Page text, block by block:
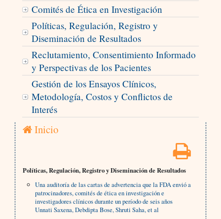
Comités de Ética en Investigación
Políticas, Regulación, Registro y
Diseminación de Resultados
Reclutamiento, Consentimiento Informado
y Perspectivas de los Pacientes
Gestión de los Ensayos Clínicos,
Metodología, Costos y Conflictos de
Interés
Inicio
Políticas, Regulación, Registro y Diseminación de Resultados
Una auditoría de las cartas de advertencia que la FDA envió a
patrocinadores, comités de ética en investigación e
investigadores clínicos durante un período de seis años
Unnati Saxena, Debdipta Bose, Shruti Saha, et al